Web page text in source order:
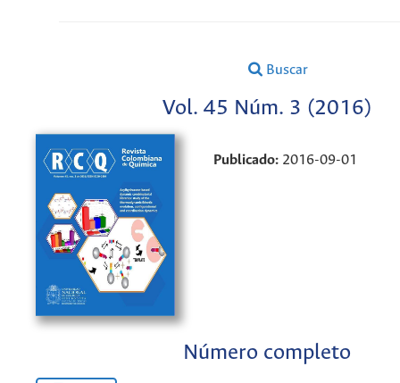
Buscar
Vol. 45 Núm. 3 (2016)
Publicado: 2016-09-01
Número completo